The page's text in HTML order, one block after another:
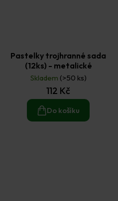
Pastelky trojhranné sada
(12ks) - metalické
Skladem (>50 ks)
112 Kč
Do košíku